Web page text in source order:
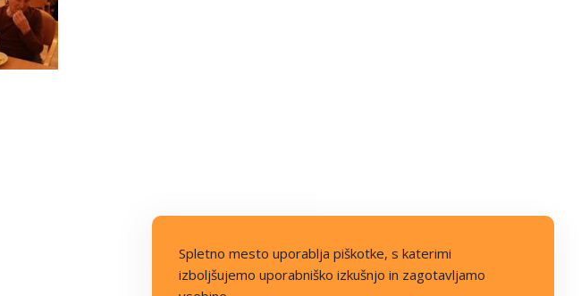
Spletno mesto uporablja piškotke, s katerimi
izboljšujemo uporabniško izkušnjo in zagotavljamo